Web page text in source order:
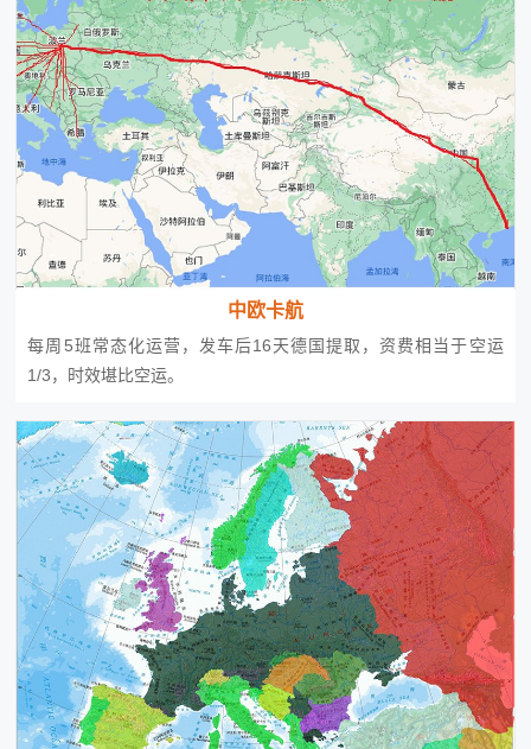
中欧卡航
每周5班常态化运营，发车后16天德国提取，资费相当于空运
1/3，时效堪比空运。